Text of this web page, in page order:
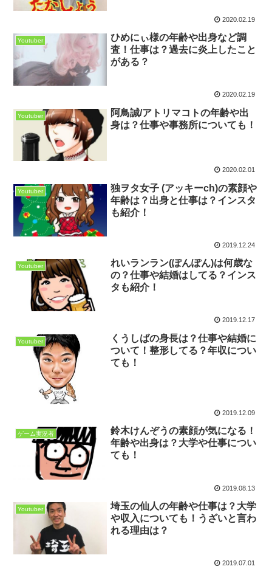
2020.02.19
Youtuber
ひめにぃ様の年齢や出身など調
査！仕事は？過去に炎上したこと
がある？
2020.02.19
Youtuber
阿鳥誠/アトリマコトの年齢や出
身は？仕事や事務所についても！
2020.02.01
Youtuber
独ヲタ女子 (アッキーch)の素顔や
年齢は？出身と仕事は？インスタ
も紹介！
2019.12.24
Youtuber
れいランラン(ぽんぽん)は何歳な
の？仕事や結婚はしてる？インス
タも紹介！
2019.12.17
Youtuber
くうしばの身長は？仕事や結婚に
ついて！整形してる？年収につい
ても！
2019.12.09
ゲーム実況者
鈴木けんぞうの素顔が気になる！
年齢や出身は？大学や仕事につい
ても！
2019.08.13
Youtuber
埼玉の仙人の年齢や仕事は？大学
や収入についても！うざいと言わ
れる理由は？
2019.07.01